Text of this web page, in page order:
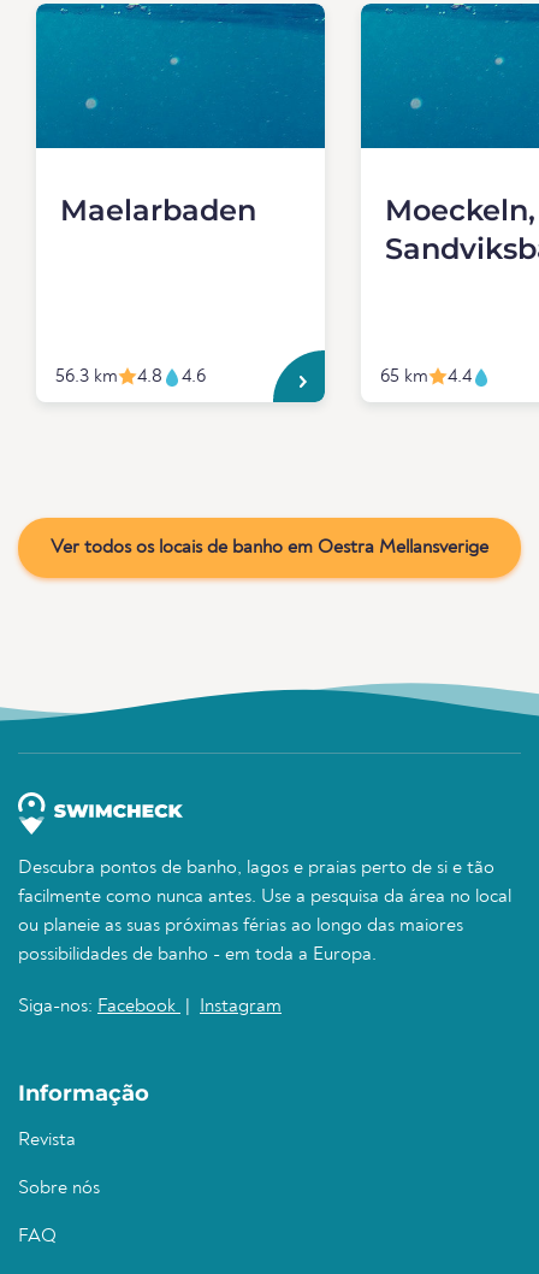
Maelarbaden
56.3 km 4.8 4.6
Moeckeln,
65 km 4.4
Ver todos os locais de banho em Oestra Mellansverige
Descubra pontos de banho, lagos e praias perto de si e tão
facilmente como nunca antes. Use a pesquisa da área no local
ou planeie as suas próximas férias ao longo das maiores
possibilidades de banho - em toda a Europa.
Siga-nos: Facebook Instagram
Informação
Revista
Sobre nós
FAQ